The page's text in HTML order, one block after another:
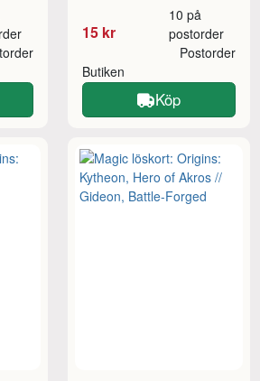
15 kr
10 på
postorder
Butiken
Postorder
Köp